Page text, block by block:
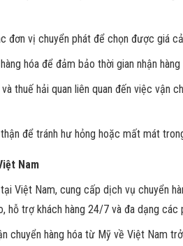
đơn vị chuyển phát để chọn được giá
hóa để đảm bảo thời gian nhận
thuế hải quan liên quan đến việc vận
để tránh hư hỏng hoặc mất mát
Nam
Việt Nam, cung cấp dịch vụ chuyển
trợ khách hàng 24/7 và đa dạng các
hàng hóa từ Mỹ về Việt Nam